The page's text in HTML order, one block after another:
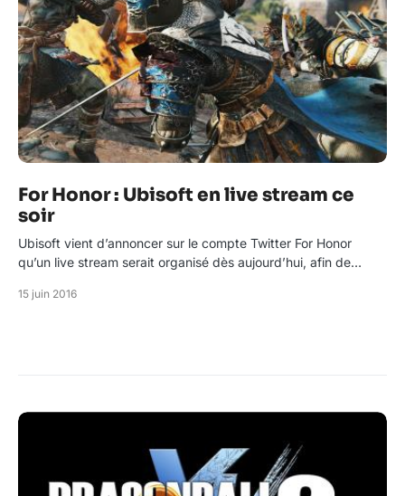
For Honor : Ubisoft en live stream ce
soir
Ubisoft vient d’annoncer sur le compte Twitter For Honor
qu’un live stream serait organisé dès aujourd’hui, afin de…
15 juin 2016